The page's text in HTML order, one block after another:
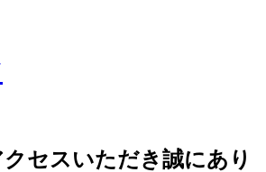
セスいただき誠にあり